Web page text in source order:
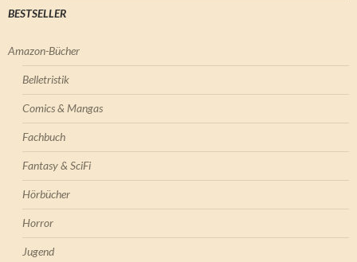
BESTSELLER
Amazon-Bücher
Belletristik
Comics & Mangas
Fachbuch
Fantasy & SciFi
Hörbücher
Horror
Jugend